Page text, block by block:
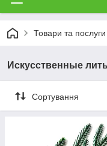
Товари та послуги
Искусственные
Сортування